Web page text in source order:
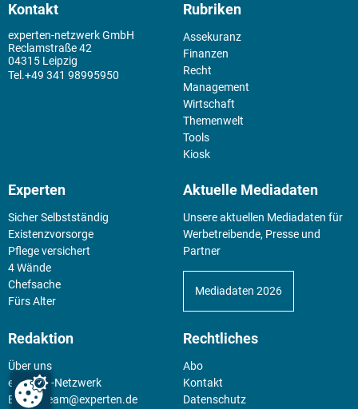
Kontakt
experten-netzwerk GmbH
Reclamstraße 42
04315 Leipzig
+49 341 98995950
Rubriken
Assekuranz
Finanzen
Recht
Management
Wirtschaft
Themenwelt
Tools
Kiosk
Experten
Sicher Selbstständig
Existenz­vorsorge
Pflege versichert
4 Wände
Chefsache
Fürs Alter
Aktuelle Mediadaten
Unsere aktuellen Mediadaten für
Werbetreibende, Presse und
Partner
Mediadaten 2026
Redaktion
Über uns
experten-Netzwerk
E-Mail:
team@experten.de
Rechtliches
Abo
Kontakt
Datenschutz